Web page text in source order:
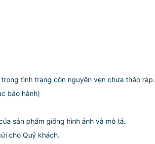
tình trạng còn nguyên vẹn chưa tháo ráp.
bảo hành)
sản phẩm giống hình ảnh và mô tả.
cho Quý khách.